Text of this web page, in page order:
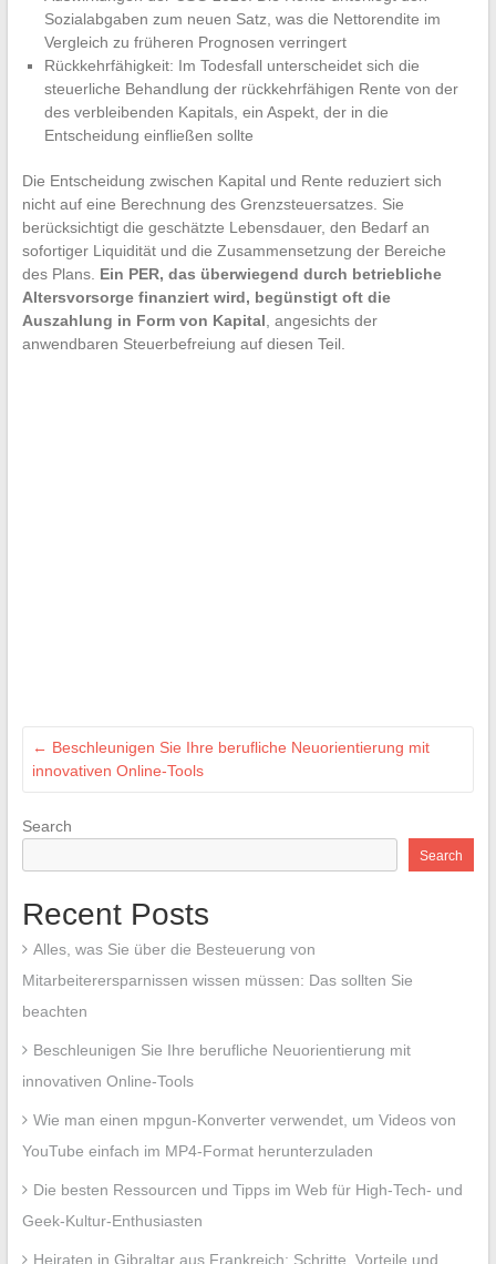
Sozialabgaben zum neuen Satz, was die Nettorendite im
Vergleich zu früheren Prognosen verringert
Rückkehrfähigkeit: Im Todesfall unterscheidet sich die
steuerliche Behandlung der rückkehrfähigen Rente von der
des verbleibenden Kapitals, ein Aspekt, der in die
Entscheidung einfließen sollte
Die Entscheidung zwischen Kapital und Rente reduziert sich
nicht auf eine Berechnung des Grenzsteuersatzes. Sie
berücksichtigt die geschätzte Lebensdauer, den Bedarf an
sofortiger Liquidität und die Zusammensetzung der Bereiche
des Plans. Ein PER, das überwiegend durch betriebliche
Altersvorsorge finanziert wird, begünstigt oft die
Auszahlung in Form von Kapital, angesichts der
anwendbaren Steuerbefreiung auf diesen Teil.
← Beschleunigen Sie Ihre berufliche Neuorientierung mit
innovativen Online-Tools
Search
Search
Recent Posts
Alles, was Sie über die Besteuerung von
Mitarbeiterersparnissen wissen müssen: Das sollten Sie
beachten
Beschleunigen Sie Ihre berufliche Neuorientierung mit
innovativen Online-Tools
Wie man einen mpgun-Konverter verwendet, um Videos von
YouTube einfach im MP4-Format herunterzuladen
Die besten Ressourcen und Tipps im Web für High-Tech- und
Geek-Kultur-Enthusiasten
Heiraten in Gibraltar aus Frankreich: Schritte, Vorteile und